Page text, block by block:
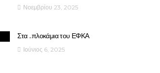
Νοεμβρίου 23, 2025
Στα ..πλοκάμια του ΕΦΚΑ
Ιούνιος 6, 2025